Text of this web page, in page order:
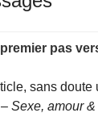
pas
sans doute
Sexe, amour